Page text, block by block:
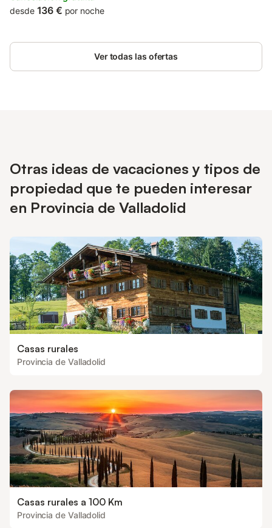
desde 136 € por noche
Ver todas las ofertas
Otras ideas de vacaciones y tipos de
propiedad que te pueden interesar
en Provincia de Valladolid
Casas rurales
Provincia de Valladolid
Casas rurales a 100 Km
Provincia de Valladolid